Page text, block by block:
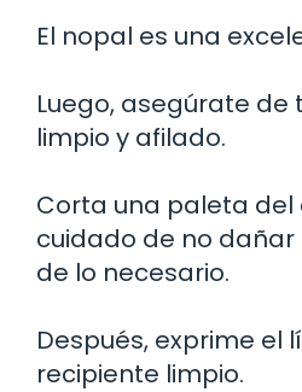
El nopal es una
Luego, asegúrate de
limpio y afilado.
Corta una paleta del
cuidado de no
de lo necesario.
Después, exprime el
recipiente limpio.